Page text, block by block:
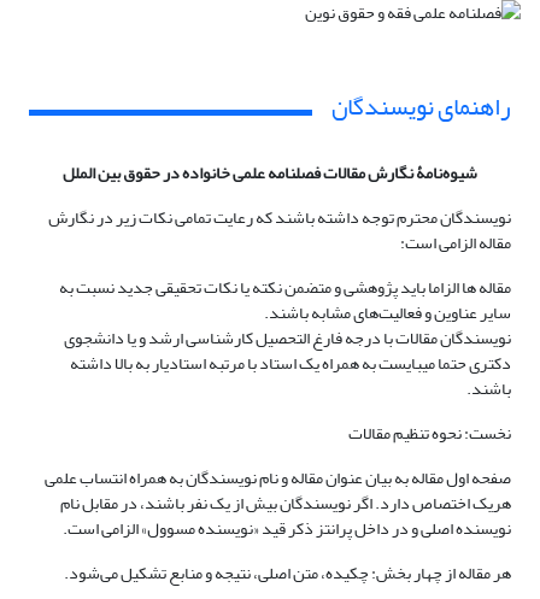
راهنمای نویسندگان
شیوه‌نامۀ نگارش مقالات فصلنامه علمی خانواده در حقوق بین الملل
نویسندگان محترم توجه داشته باشند که رعایت تمامی نکات زیر در نگارش
مقاله الزامی است:
مقاله ها الزاما باید پژوهشی و متضمن نکته یا نکات تحقیقی جدید نسبت به
سایر عناوین و فعالیت‌های مشابه باشند.
نویسندگان مقالات با درجه فارغ التحصیل کارشناسی ارشد و یا دانشجوی
دکتری حتما میبایست به همراه یک استاد با مرتبه استادیار به بالا داشته
باشند.
نخست: نحوه تنظیم مقالات
صفحه اول مقاله به بیان عنوان مقاله و نام نویسندگان به همراه انتساب علمی
هریک اختصاص دارد. اگر نویسندگان بیش از یک نفر باشند، در مقابل نام
نویسنده اصلی و در داخل پرانتز ذکر قید «نویسنده مسوول» الزامی است.
هر مقاله از چهار بخش: چکیده، متن اصلی، نتیجه و منابع تشکیل می‌شود.